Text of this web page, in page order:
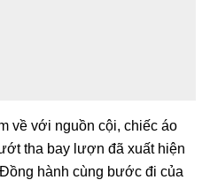
về với nguồn cội, chiếc áo
tha bay lượn đã xuất hiện
hành cùng bước đi của